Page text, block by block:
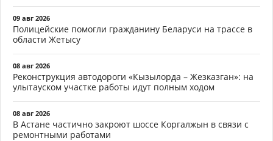
09 авг 2026
Полицейские помогли гражданину Беларуси на трассе в
области Жетысу
08 авг 2026
Реконструкция автодороги «Кызылорда – Жезказган»: на
улытауском участке работы идут полным ходом
08 авг 2026
В Астане частично закроют шоссе Коргалжын в связи с
ремонтными работами